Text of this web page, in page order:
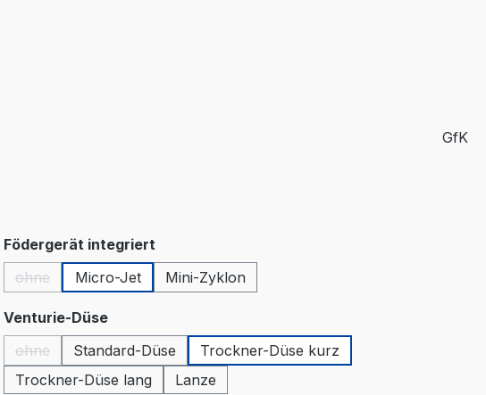
GfK
Födergerät integriert
ohne
(Diese Option ist zurzeit nicht verfügbar.)
Micro-Jet Mini-Zyklon
Venturie-Düseauswählen
ohne
(Diese Option ist zurzeit nicht verfügbar.)
Standard-Düse
Trockner-Düse kurz
Trockner-Düse lang
Lanze